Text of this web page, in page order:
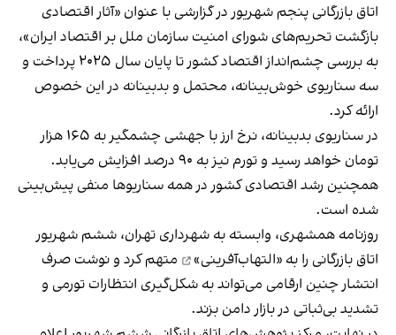
اتاق بازرگانی پنجم شهریور در گزارشی با عنوان «آثار اقتصادی
بازگشت تحریم‌های شورای امنیت سازمان ملل بر اقتصاد ایران»،
به بررسی چشم‌انداز اقتصاد کشور تا پایان سال ۲۰۲۵ پرداخت و
سه سناریوی خوش‌بینانه، محتمل و بدبینانه در این خصوص
ارائه کرد.
در سناریوی بدبینانه، نرخ ارز با جهشی چشمگیر به ۱۶۵ هزار
تومان خواهد رسید و تورم نیز به ۹۰ درصد افزایش می‌یابد.
همچنین رشد اقتصادی کشور در همه سناریوها منفی پیش‌بینی
شده است.
روزنامه همشهری، وابسته به شهرداری تهران، ششم شهریور
اتاق بازرگانی را به «التهاب‌آفرینی»
متهم کرد و نوشت صرف
انتشار چنین ارقامی می‌تواند به شکل‌گیری انتظارات تورمی و
تشدید بی‌ثباتی در بازار دامن بزند.